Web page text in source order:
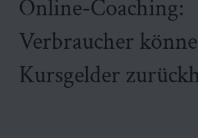
Online-Coaching:
Verbraucher
Kursgelder